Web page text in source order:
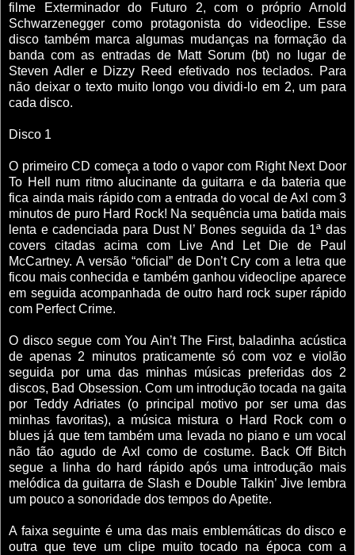
filme Exterminador do Futuro 2, com o próprio Arnold
Schwarzenegger como protagonista do videoclipe. Esse
disco também marca algumas mudanças na formação da
banda com as entradas de Matt Sorum (bt) no lugar de
Steven Adler e Dizzy Reed efetivado nos teclados. Para
não deixar o texto muito longo vou dividi-lo em 2, um para
cada disco.
Disco 1
O primeiro CD começa a todo o vapor com Right Next Door
To Hell num ritmo alucinante da guitarra e da bateria que
fica ainda mais rápido com a entrada do vocal de Axl com 3
minutos de puro Hard Rock! Na sequência uma batida mais
lenta e cadenciada para Dust N’ Bones seguida da 1ª das
covers citadas acima com Live And Let Die de Paul
McCartney. A versão “oficial” de Don’t Cry com a letra que
ficou mais conhecida e também ganhou videoclipe aparece
em seguida acompanhada de outro hard rock super rápido
com Perfect Crime.
O disco segue com You Ain’t The First, baladinha acústica
de apenas 2 minutos praticamente só com voz e violão
seguida por uma das minhas músicas preferidas dos 2
discos, Bad Obsession. Com um introdução tocada na gaita
por Teddy Adriates (o principal motivo por ser uma das
minhas favoritas), a música mistura o Hard Rock com o
blues já que tem também uma levada no piano e um vocal
não tão agudo de Axl como de costume. Back Off Bitch
segue a linha do hard rápido após uma introdução mais
melódica da guitarra de Slash e Double Talkin’ Jive lembra
um pouco a sonoridade dos tempos do Apetite.
A faixa seguinte é uma das mais emblemáticas do disco e
outra que teve um clipe muito tocado na época com a